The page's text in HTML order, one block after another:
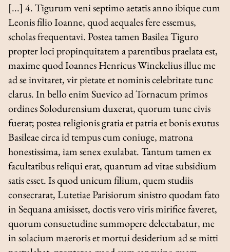
[...] 4. Tigurum veni septimo aetatis anno ibique cum
Leonis filio Ioanne, quod aequales fere essemus,
scholas frequentavi. Postea tamen Basilea Tiguro
propter loci propinquitatem a parentibus praelata est,
maxime quod Ioannes Henricus Winckelius illuc me
ad se invitaret, vir pietate et nominis celebritate tunc
clarus. In bello enim Suevico ad Tornacum primos
ordines Solodurensium duxerat, quorum tunc civis
fuerat; postea religionis gratia et patria et bonis exutus
Basileae circa id tempus cum coniuge, matrona
honestissima, iam senex exulabat. Tantum tamen ex
facultatibus reliqui erat, quantum ad vitae subsidium
satis esset. Is quod unicum filium, quem studiis
consecrarat, Lutetiae Parisiorum sinistro quodam fato
in Sequana amisisset, doctis vero viris mirifice faveret,
quorum consuetudine summopere delectabatur, me
in solacium maeroris et mortui desiderium ad se mitti